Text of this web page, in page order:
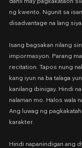
ng kwento. Ngunit sa
disadvantage na lang siya.
Isang bagsakan nilang
impormasyon. Parang
recitation. Tapos nung
kang iyun na ba talaga
kanilang ibinigay. Hindi
nalaman mo. Halos wala
Ang luwag ng
karakter.
Hindi napanindigan ang